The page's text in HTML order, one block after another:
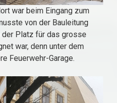
war beim Eingang zum
von der Bauleitung
der Platz für das grosse
war, denn unter dem
Feuerwehr-Garage.